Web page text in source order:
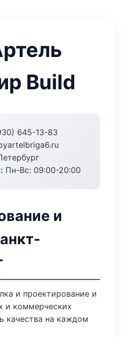
Build
645-13-83
Пн-Вс: 09:00-20:00
и
и проектирование и
и коммерческих
качества на каждом